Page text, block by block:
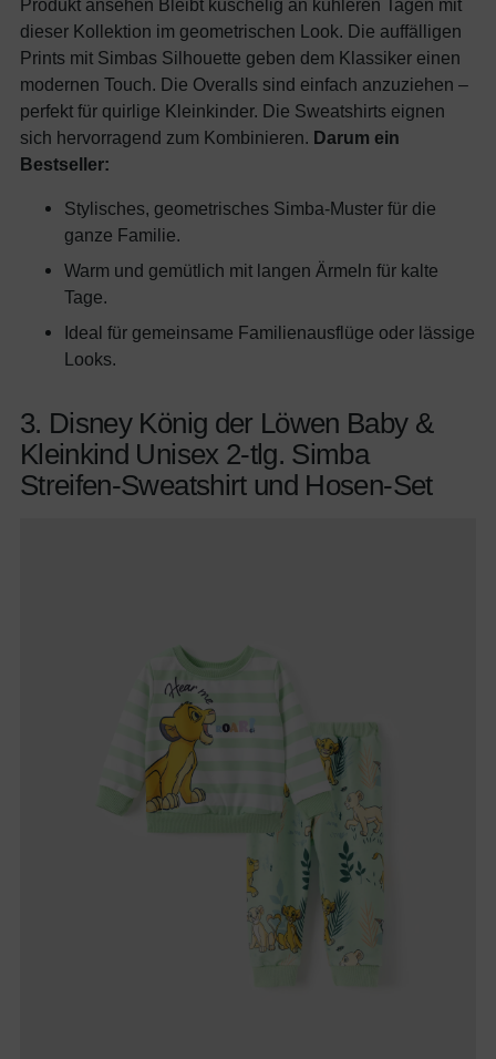
Produkt ansehen Bleibt kuschelig an kühleren Tagen mit
dieser Kollektion im geometrischen Look. Die auffälligen
Prints mit Simbas Silhouette geben dem Klassiker einen
modernen Touch. Die Overalls sind einfach anzuziehen –
perfekt für quirlige Kleinkinder. Die Sweatshirts eignen
sich hervorragend zum Kombinieren. Darum ein
Bestseller:
Stylisches, geometrisches Simba-Muster für die
ganze Familie.
Warm und gemütlich mit langen Ärmeln für kalte
Tage.
Ideal für gemeinsame Familienausflüge oder lässige
Looks.
3. Disney König der Löwen Baby &
Kleinkind Unisex 2-tlg. Simba
Streifen-Sweatshirt und Hosen-Set